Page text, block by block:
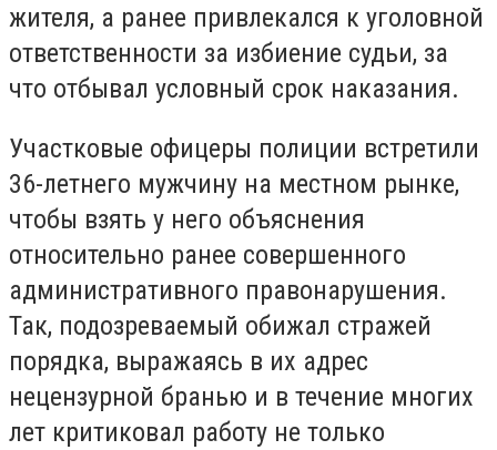
жителя, а ранее привлекался к уголовной
ответственности за избиение судьи, за
что отбывал условный срок наказания.
Участковые офицеры полиции встретили
36-летнего мужчину на местном рынке,
чтобы взять у него объяснения
относительно ранее совершенного
административного правонарушения.
Так, подозреваемый обижал стражей
порядка, выражаясь в их адрес
нецензурной бранью и в течение многих
лет критиковал работу не только